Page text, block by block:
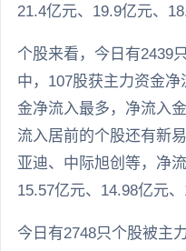
21.4亿元、19.9亿元、
个股来看，今日有2439
中，107股获主力资金
金净流入最多，净流入
流入居前的个股还有新
亚迪、中际旭创等，净
15.57亿元、14.98亿元
今日有2748只个股被主